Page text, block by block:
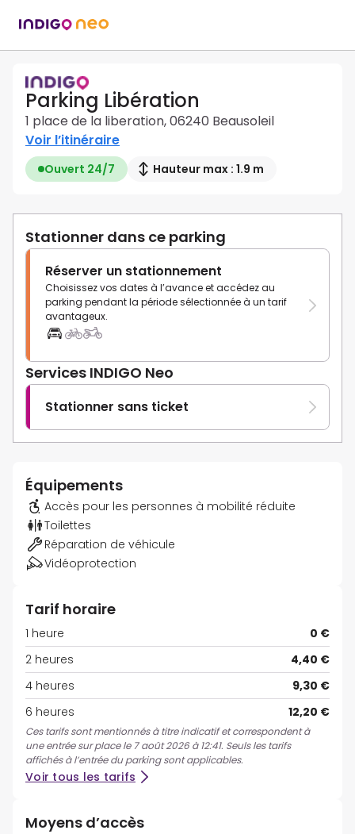
Parking Libération
1 place de la liberation, 06240 Beausoleil
Voir l’itinéraire
Ouvert 24/7 Hauteur max : 1.9 m
Stationner dans ce parking
Réserver un stationnement
Choisissez vos dates à l’avance et accédez au
parking pendant la période sélectionnée à un tarif
avantageux.
Services INDIGO Neo
Stationner sans ticket
Équipements
Accès pour les personnes à mobilité réduite
Toilettes
Réparation de véhicule
Vidéoprotection
Tarif horaire
1 heure
0 €
2 heures
4,40 €
4 heures
9,30 €
6 heures
12,20 €
Ces tarifs sont mentionnés à titre indicatif et correspondent à
une entrée sur place le 7 août 2026 à 12:41. Seuls les tarifs
affichés à l’entrée du parking sont applicables.
Voir tous les tarifs
Moyens d’accès